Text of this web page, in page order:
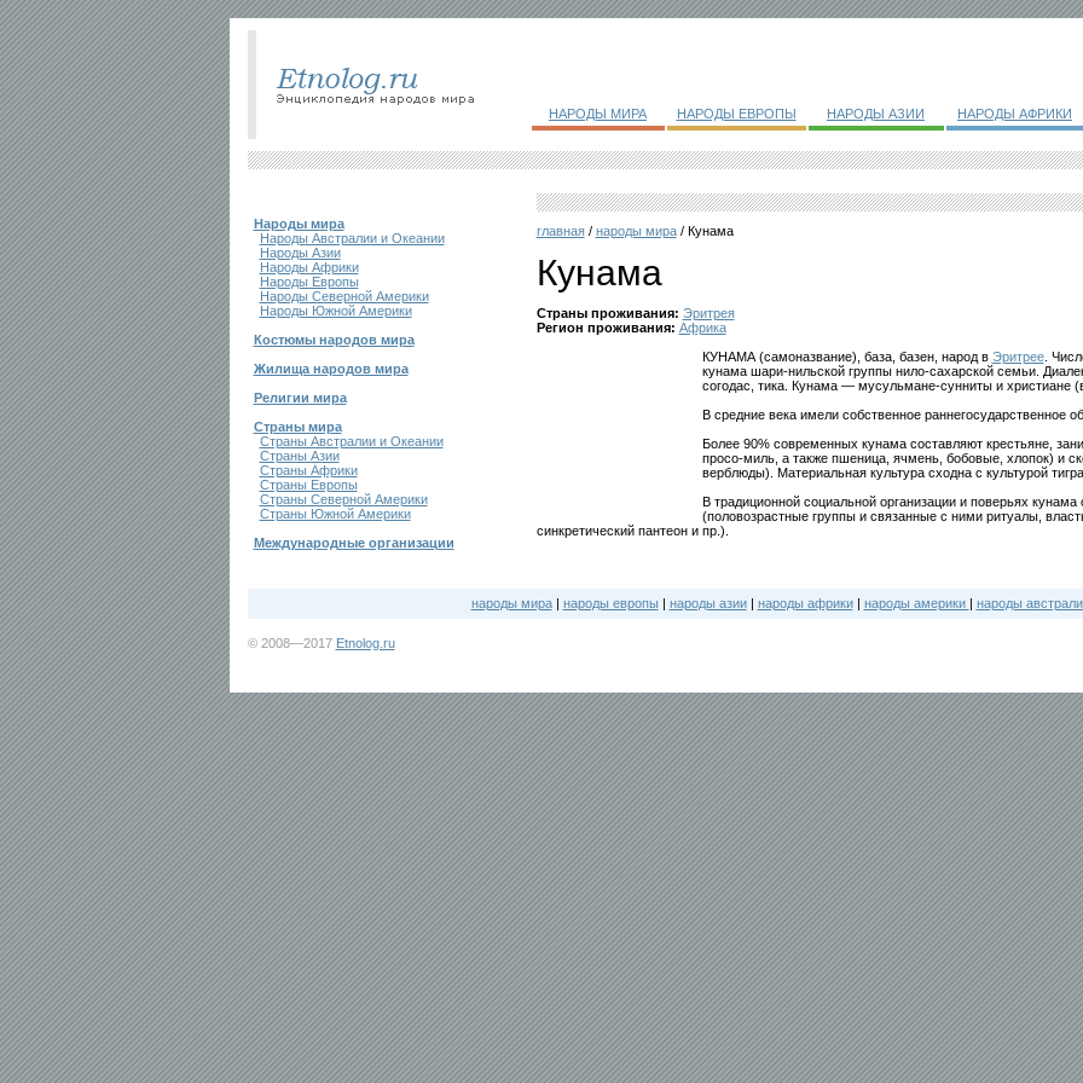
НАРОДЫ МИРА НАРОДЫ ЕВРОПЫ НАРОДЫ АЗИИ НАРОДЫ АФРИКИ
Народы мира
Народы Австралии и Океании
Народы Азии
Народы Африки
Народы Европы
Народы Северной Америки
Народы Южной Америки
Костюмы народов мира
Жилища народов мира
Религии мира
Страны мира
Страны Австралии и Океании
Страны Азии
Страны Африки
Страны Европы
Страны Северной Америки
Страны Южной Америки
Международные организации
главная/ народы мира/ Кунама
Кунама
Страны проживания: Эритрея
Регион проживания: Африка
КУНАМА (самоназвание), база, базен, народ в Эритрее.
кунама шари-нильской группы нило-сахарской семьи.
согодас, тика. Кунама — мусульмане-сунниты и христиане
В средние века имели собственное раннегосударственное
Более 90% современных кунама составляют крестьяне,
просо-миль, а также пшеница, ячмень, бобовые, хлопок) и
верблюды). Материальная культура сходна с культурой
В традиционной социальной организации и поверьях
(половозрастные группы и связанные с ними ритуалы,
синкретический пантеон и пр.).
народы мира| народы европы | народы азии| народы африки| народы америки | народы
© 2008—2017 Etnolog.ru